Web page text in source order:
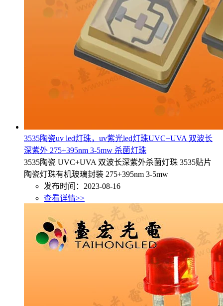
3535陶瓷uv led灯珠，uv紫光led灯珠UVC+UVA 双波长
深紫外 275+395nm 3-5mw 杀菌灯珠
3535陶瓷 UVC+UVA 双波长深紫外杀菌灯珠 3535贴片
陶瓷灯珠有机玻璃封装 275+395nm 3-5mw
发布时间：2023-08-16
查看详情>>